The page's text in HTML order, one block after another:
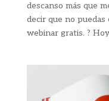
descanso más que
decir que no
webinar gratis. ?